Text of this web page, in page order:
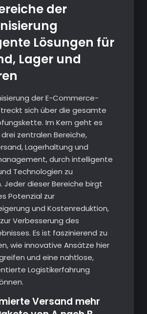
der
Lösungen für
Lager und
der E-Commerce-
sich über die gesamte
Im Kern geht es
zentralen Bereiche,
Lagerhaltung und
durch intelligente
Technologien zu
Jeder dieser Bereiche birgt
Potenzial zur
und Kostenreduktion,
Verbesserung des
Es ist faszinierend zu
wie innovative Ansätze hier
und eine nahtlose,
Logistikerfahrung
Versand mehr